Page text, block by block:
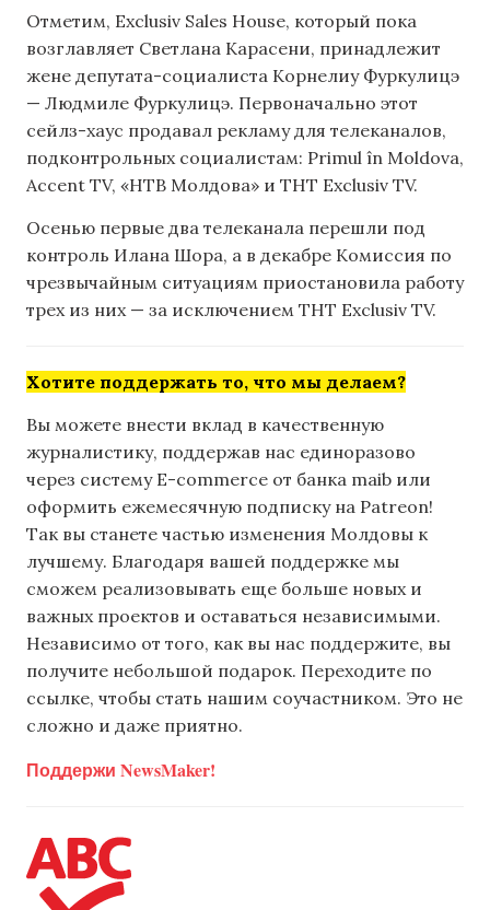
Отметим, Exclusiv Sales House, который пока
возглавляет Светлана Карасени, принадлежит
жене депутата-социалиста Корнелиу Фуркулицэ
— Людмиле Фуркулицэ. Первоначально этот
сейлз-хаус продавал рекламу для телеканалов,
подконтрольных социалистам: Primul în Moldova,
Accent TV, «НТВ Молдова» и THT Exclusiv TV.
Осенью первые два телеканала перешли под
контроль Илана Шора, а в декабре Комиссия по
чрезвычайным ситуациям приостановила работу
трех из них — за исключением THT Exclusiv TV.
Хотите поддержать то, что мы делаем?
Вы можете внести вклад в качественную
журналистику, поддержав нас единоразово
через систему E-commerce от банка maib или
оформить ежемесячную подписку на Patreon!
Так вы станете частью изменения Молдовы к
лучшему. Благодаря вашей поддержке мы
сможем реализовывать еще больше новых и
важных проектов и оставаться независимыми.
Независимо от того, как вы нас поддержите, вы
получите небольшой подарок. Переходите по
ссылке, чтобы стать нашим соучастником. Это не
сложно и даже приятно.
Поддержи NewsMaker!